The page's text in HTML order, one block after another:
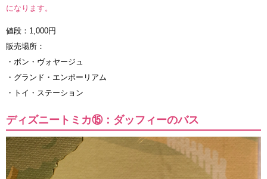
になります。
値段：1,000円
販売場所：
・ボン・ヴォヤージュ
・グランド・エンポーリアム
・トイ・ステーション
ディズニートミカ⑮：ダッフィーのバス